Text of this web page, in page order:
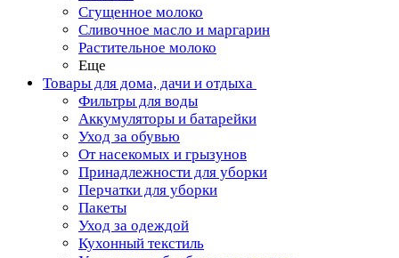
Сгущенное молоко
Сливочное масло и маргарин
Растительное молоко
Еще
Товары для дома, дачи и отдыха
Фильтры для воды
Аккумуляторы и батарейки
Уход за обувью
От насекомых и грызунов
Принадлежности для уборки
Перчатки для уборки
Пакеты
Уход за одеждой
Кухонный текстиль